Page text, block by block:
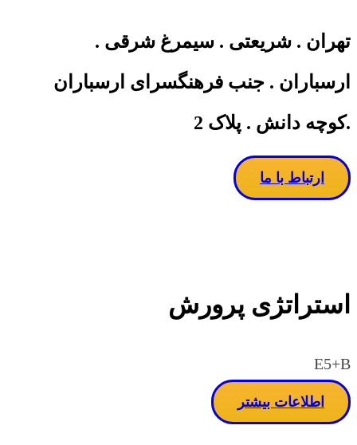
تهران . شریعتی . سیمرغ شرقی .
ارسباران . جنب فرهنگسرای ارسباران
.کوچه دانش . پلاک 2
ارتباط با ما
استراتژی پرورش
E5+B
اطلاعات بیشتر